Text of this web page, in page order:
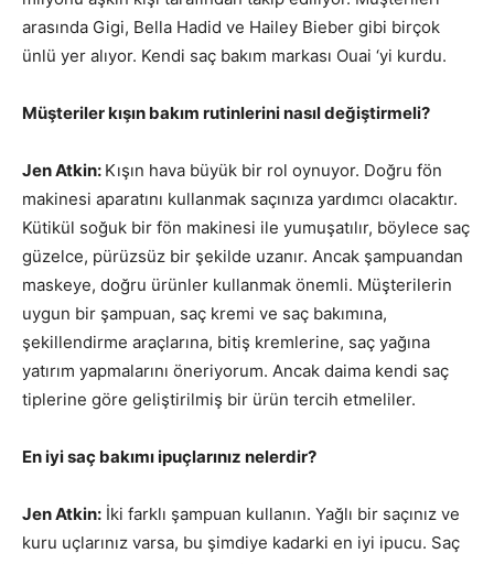
arasında Gigi, Bella Hadid ve Hailey Bieber gibi birçok
ünlü yer alıyor. Kendi saç bakım markası Ouai ‘yi kurdu.
Müşteriler kışın bakım rutinlerini nasıl değiştirmeli?
Jen Atkin: Kışın hava büyük bir rol oynuyor. Doğru fön
makinesi aparatını kullanmak saçınıza yardımcı olacaktır.
Kütikül soğuk bir fön makinesi ile yumuşatılır, böylece saç
güzelce, pürüzsüz bir şekilde uzanır. Ancak şampuandan
maskeye, doğru ürünler kullanmak önemli. Müşterilerin
uygun bir şampuan, saç kremi ve saç bakımına,
şekillendirme araçlarına, bitiş kremlerine, saç yağına
yatırım yapmalarını öneriyorum. Ancak daima kendi saç
tiplerine göre geliştirilmiş bir ürün tercih etmeliler.
En iyi saç bakımı ipuçlarınız nelerdir?
Jen Atkin: İki farklı şampuan kullanın. Yağlı bir saçınız ve
kuru uçlarınız varsa, bu şimdiye kadarki en iyi ipucu. Saç